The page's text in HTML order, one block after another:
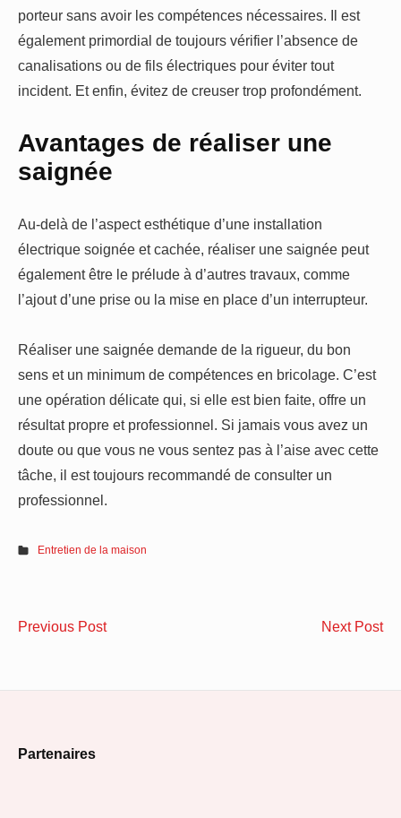
porteur sans avoir les compétences nécessaires. Il est
également primordial de toujours vérifier l’absence de
canalisations ou de fils électriques pour éviter tout
incident. Et enfin, évitez de creuser trop profondément.
Avantages de réaliser une
saignée
Au-delà de l’aspect esthétique d’une installation
électrique soignée et cachée, réaliser une saignée peut
également être le prélude à d’autres travaux, comme
l’ajout d’une prise ou la mise en place d’un interrupteur.
Réaliser une saignée demande de la rigueur, du bon
sens et un minimum de compétences en bricolage. C’est
une opération délicate qui, si elle est bien faite, offre un
résultat propre et professionnel. Si jamais vous avez un
doute ou que vous ne vous sentez pas à l’aise avec cette
tâche, il est toujours recommandé de consulter un
professionnel.
Entretien de la maison
Navigation
Previous PostLes
Next Post
Partenaires